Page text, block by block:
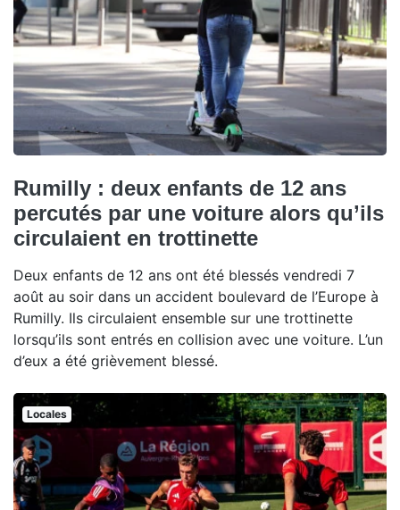
Rumilly : deux enfants de 12 ans
percutés par une voiture alors qu’ils
circulaient en trottinette
Deux enfants de 12 ans ont été blessés vendredi 7
août au soir dans un accident boulevard de l’Europe à
Rumilly. Ils circulaient ensemble sur une trottinette
lorsqu’ils sont entrés en collision avec une voiture. L’un
d’eux a été grièvement blessé.
Locales